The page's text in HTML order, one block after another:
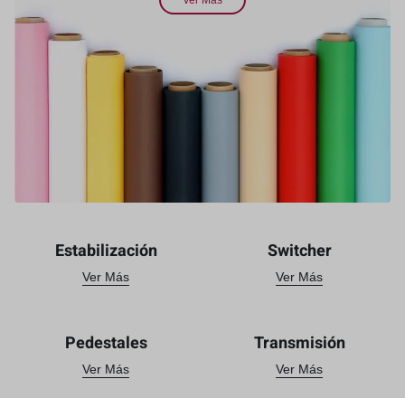
Estabilización
Ver Más
Switcher
Ver Más
Pedestales
Ver Más
Transmisión
Ver Más